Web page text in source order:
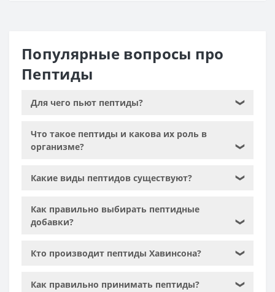
Популярные вопросы про
Пептиды
Для чего пьют пептиды? ❯
Что такое пептиды и какова их роль в
организме?
❯
Какие виды пептидов существуют? ❯
Как правильно выбирать пептидные
добавки?
❯
Кто производит пептиды Хавинсона? ❯
Как правильно принимать пептиды? ❯